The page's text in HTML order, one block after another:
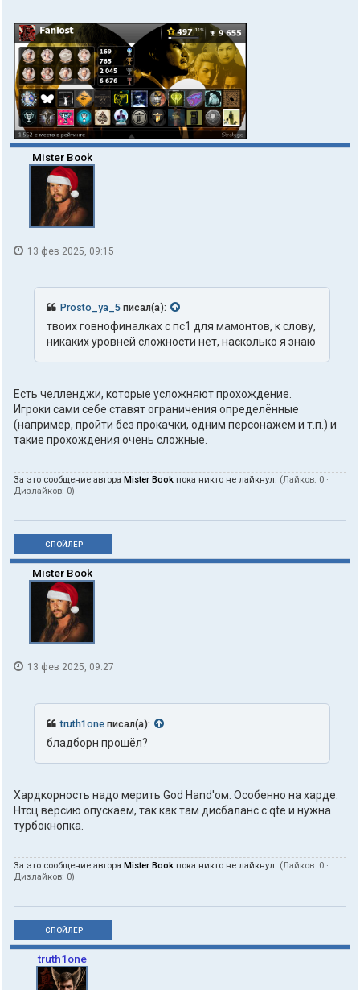
Mister Book
13 фев 2025, 09:15
Prosto_ya_5 писал(а):
твоих говнофиналках с пс1 для мамонтов, к слову,
никаких уровней сложности нет, насколько я знаю
Есть челленджи, которые усложняют прохождение.
Игроки сами себе ставят ограничения определённые
(например, пройти без прокачки, одним персонажем и т.п.) и
такие прохождения очень сложные.
За это сообщение автора Mister Book пока никто не лайкнул. (Лайков: 0 ·
Дизлайков: 0)
СПОЙЛЕР
Mister Book
13 фев 2025, 09:27
truth1one писал(а):
бладборн прошёл?
Хардкорность надо мерить God Hand'ом. Особенно на харде.
Нтсц версию опускаем, так как там дисбаланс с qte и нужна
турбокнопка.
За это сообщение автора Mister Book пока никто не лайкнул. (Лайков: 0 ·
Дизлайков: 0)
СПОЙЛЕР
truth1one